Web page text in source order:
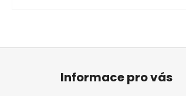
Z
Informace pro vás